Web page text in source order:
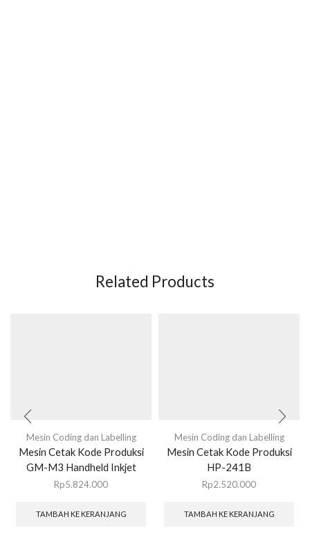
Related Products
Mesin Coding dan Labelling
Mesin Cetak Kode Produksi
GM-M3 Handheld Inkjet
Rp5.824.000
TAMBAH KE KERANJANG
Mesin Coding dan Labelling
Mesin Cetak Kode Produksi
HP-241B
Rp2.520.000
TAMBAH KE KERANJANG